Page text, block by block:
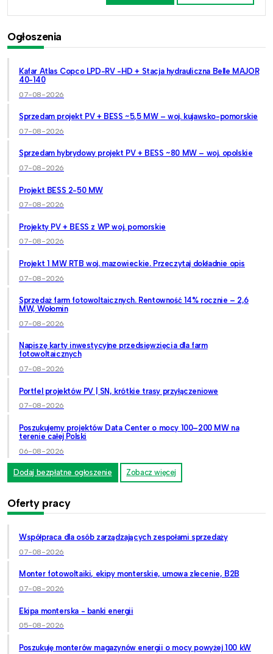
Ogłoszenia
Kafar Atlas Copco LPD-RV -HD + Stacja hydrauliczna Belle MAJOR
40-140
07-08-2026
Sprzedam projekt PV + BESS ~5,5 MW – woj. kujawsko-pomorskie
07-08-2026
Sprzedam hybrydowy projekt PV + BESS ~80 MW – woj. opolskie
07-08-2026
Projekt BESS 2-50 MW
07-08-2026
Projekty PV + BESS z WP woj. pomorskie
07-08-2026
Projekt 1 MW RTB woj. mazowieckie. Przeczytaj dokładnie opis
07-08-2026
Sprzedaż farm fotowoltaicznych. Rentowność 14% rocznie – 2,6
MW, Wołomin
07-08-2026
Napiszę karty inwestycyjne przedsięwzięcia dla farm
fotowoltaicznych
07-08-2026
Portfel projektów PV | SN, krótkie trasy przyłączeniowe
07-08-2026
Poszukujemy projektów Data Center o mocy 100–200 MW na
terenie całej Polski
06-08-2026
Dodaj bezpłatne ogłoszenie Zobacz więcej
Oferty pracy
Współpraca dla osób zarządzających zespołami sprzedaży
07-08-2026
Monter fotowoltaiki, ekipy monterskie, umowa zlecenie, B2B
07-08-2026
Ekipa monterska - banki energii
05-08-2026
Poszukuję monterów magazynów energii o mocy powyżej 100 kW